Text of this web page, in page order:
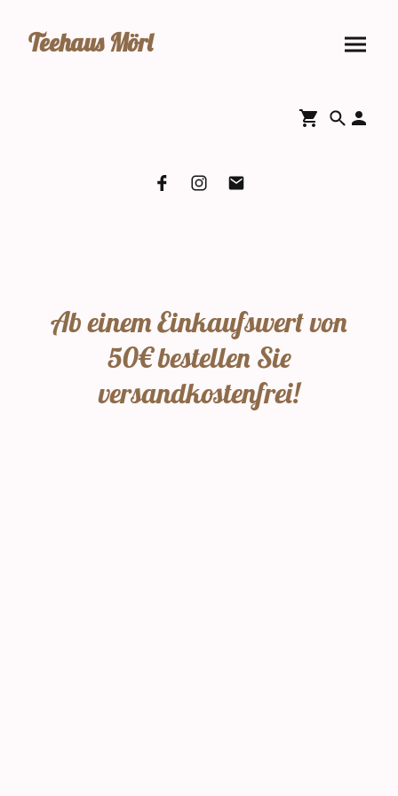
Teehaus Mörl
Ab einem Einkaufswert von
50€ bestellen Sie
versandkostenfrei!